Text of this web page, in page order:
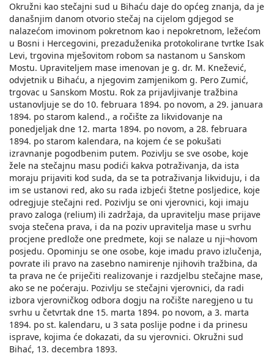
Okružni kao stečajni sud u Bihaću daje do općeg znanja, da je
današnjim danom otvorio stečaj na cijelom gdjegod se
nalazećom imovinom pokretnom kao i nepokretnom, ležećom
u Bosni i Hercegovini, prezaduženika protokolirane tvrtke Isak
Levi, trgovina mješovitom robom sa nastanom u Sanskom
Mostu. Upraviteljem mase imenovan je g. dr. M. Knežević,
odvjetnik u Bihaću, a njegovim zamjenikom g. Pero Zumić,
trgovac u Sanskom Mostu. Rok za prijavljivanje tražbina
ustanovljuje se do 10. februara 1894. po novom, a 29. januara
1894. po starom kalend., a ročište za likvidovanje na
ponedjeljak dne 12. marta 1894. po novom, a 28. februara
1894. po starom kalendara, na kojem će se pokušati
izravnanje pogodbenim putem. Pozivlju se sve osobe, koje
žele na stečajnu masu podići kakva potraživanja, da ista
moraju prijaviti kod suda, da se ta potraživanja likviduju, i da
im se ustanovi red, ako su rada izbjeći štetne posljedice, koje
odregjuje stečajni red. Pozivlju se oni vjerovnici, koji imaju
pravo zaloga (relium) ili zadržaja, da upravitelju mase prijave
svoja stečena prava, i da na poziv upravitelja mase u svrhu
procjene predlože one predmete, koji se nalaze u nji¬hovom
posjedu. Opominju se one osobe, koje imadu pravo izlučenja,
povrate ili pravo na zasebno namirenje njihovih tražbina, da
ta prava ne će priječiti realizovanje i razdjelbu stečajne mase,
ako se ne poćeraju. Pozivlju se stečajni vjerovnici, da radi
izbora vjerovničkog odbora dogju na ročište naregjeno u tu
svrhu u četvrtak dne 15. marta 1894. po novom, a 3. marta
1894. po st. kalendaru, u 3 sata poslije podne i da prinesu
isprave, kojima će dokazati, da su vjerovnici. Okružni sud
Bihać, 13. decembra 1893.